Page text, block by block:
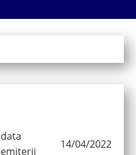
data
emiterii
14/04/2022